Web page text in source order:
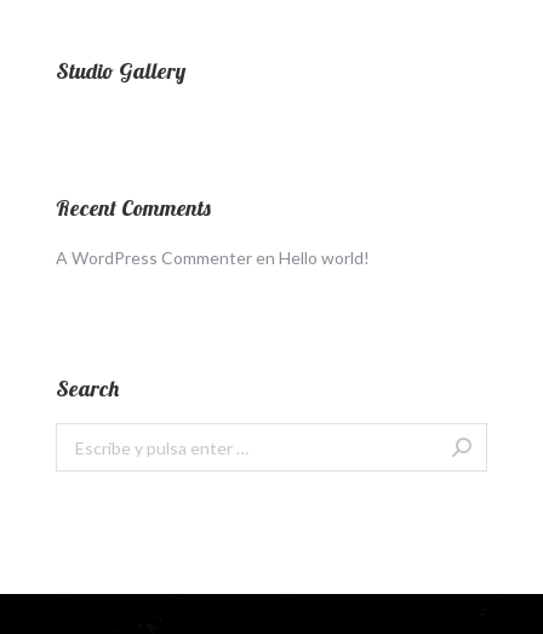
Studio Gallery
Recent Comments
A WordPress Commenter en Hello world!
Search